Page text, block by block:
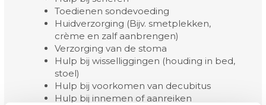
Toedienen sondevoeding
Huidverzorging (Bijv. smetplekken,
crème en zalf aanbrengen)
Verzorging van de stoma
Hulp bij wisselliggingen (houding in bed,
stoel)
Hulp bij voorkomen van decubitus
Hulp bij innemen of aanreiken